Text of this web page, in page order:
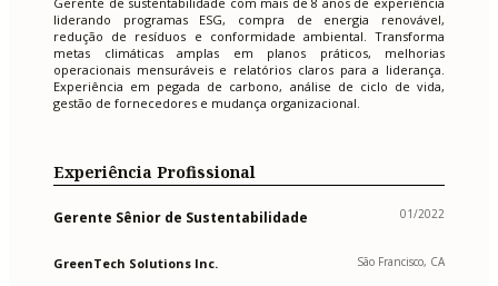
liderando programas ESG, compra de energia renovável,
redução de resíduos e conformidade ambiental. Transforma
metas climáticas amplas em planos práticos, melhorias
operacionais mensuráveis e relatórios claros para a liderança.
Experiência em pegada de carbono, análise de ciclo de vida,
gestão de fornecedores e mudança organizacional.
Experiência Profissional
Gerente Sênior de Sustentabilidade 01/2022
GreenTech Solutions Inc. São Francisco, CA